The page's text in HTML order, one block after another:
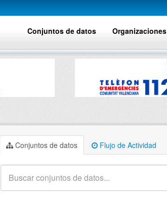
Conjuntos de datos Organizaciones
Conjuntos de datos Flujo de Actividad